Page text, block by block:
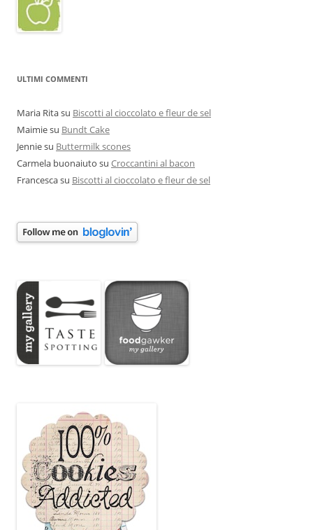
ULTIMI COMMENTI
Maria Ritasu Biscotti al cioccolato e fleur de sel
Maimiesu Bundt Cake
Jenniesu Buttermilk scones
Carmela buonaiuto su Croccantini al bacon
Francescasu Biscotti al cioccolato e fleur de sel